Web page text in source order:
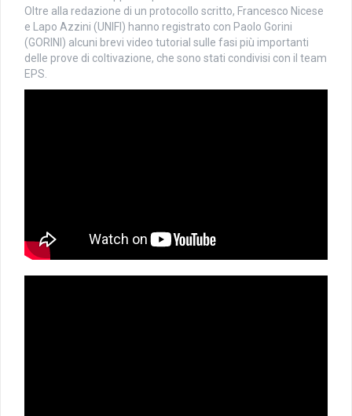
Oltre alla redazione di un protocollo scritto, Francesco Nicese
e Lapo Azzini (UNIFI) hanno registrato con Paolo Gorini
(GORINI) alcuni brevi video tutorial sulle fasi più importanti
delle prove di coltivazione, che sono stati condivisi con il team
EPS.